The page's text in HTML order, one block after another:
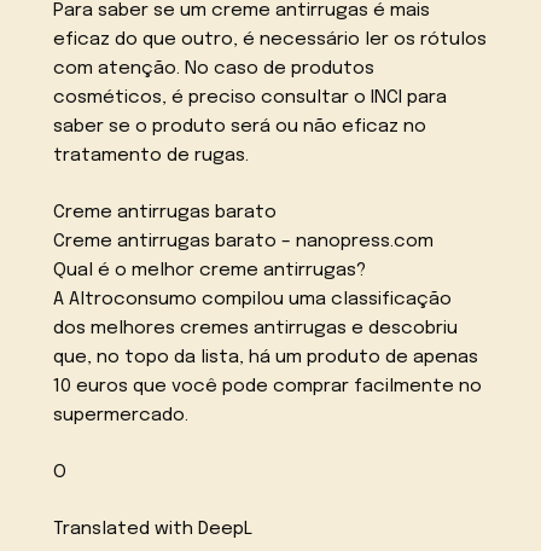
Para saber se um creme antirrugas é mais
eficaz do que outro, é necessário ler os rótulos
com atenção. No caso de produtos
cosméticos, é preciso consultar o INCI para
saber se o produto será ou não eficaz no
tratamento de rugas.
Creme antirrugas barato
Creme antirrugas barato – nanopress.com
Qual é o melhor creme antirrugas?
A Altroconsumo compilou uma classificação
dos melhores cremes antirrugas e descobriu
que, no topo da lista, há um produto de apenas
10 euros que você pode comprar facilmente no
supermercado.
O
Translated with DeepL